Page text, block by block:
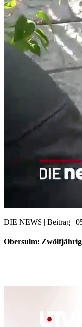
DIE NEWS | Beitrag |
Obersulm: